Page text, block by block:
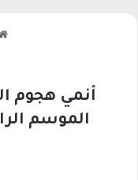
الموسم الرابع 2023 كامل